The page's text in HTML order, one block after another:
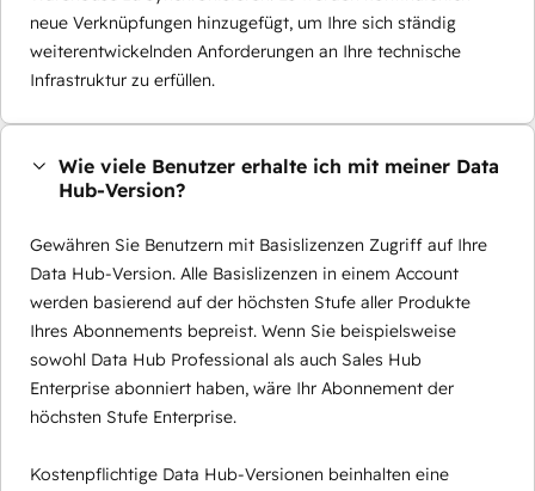
neue Verknüpfungen hinzugefügt, um Ihre sich ständig
weiterentwickelnden Anforderungen an Ihre technische
Infrastruktur zu erfüllen.
Wie viele Benutzer erhalte ich mit meiner Data
Hub-Version?
Gewähren Sie Benutzern mit Basislizenzen Zugriff auf Ihre
Data Hub-Version. Alle Basislizenzen in einem Account
werden basierend auf der höchsten Stufe aller Produkte
Ihres Abonnements bepreist. Wenn Sie beispielsweise
sowohl Data Hub Professional als auch Sales Hub
Enterprise abonniert haben, wäre Ihr Abonnement der
höchsten Stufe Enterprise.
Kostenpflichtige Data Hub-Versionen beinhalten eine